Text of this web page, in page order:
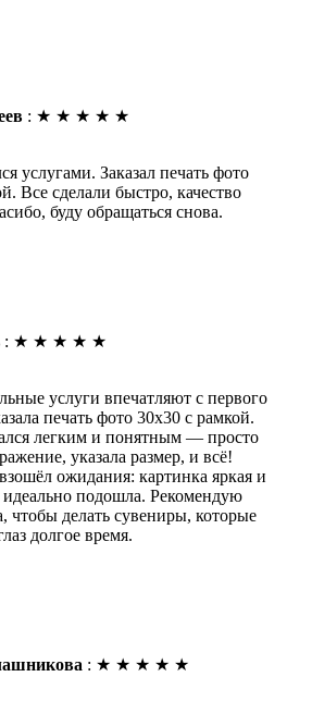
: ★ ★ ★ ★ ★
услугами. Заказал печать фото
Все сделали быстро, качество
буду обращаться снова.
: ★ ★ ★ ★ ★
услуги впечатляют с первого
печать фото 30х30 с рамкой.
легким и понятным — просто
указала размер, и всё!
ожидания: картинка яркая и
идеально подошла. Рекомендую
чтобы делать сувениры, которые
долгое время.
: ★ ★ ★ ★ ★